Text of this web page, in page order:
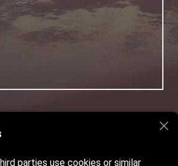
Spiaggia & Casa Vacanze
parties use cookies or similar